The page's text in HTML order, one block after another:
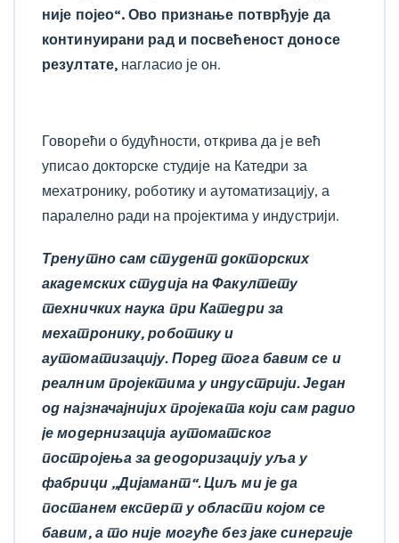
није појео“. Ово признање потврђује да
континуирани рад и посвећеност доносе
резултате, нагласио је он.
Говорећи о будућности, открива да је већ
уписао докторске студије на Катедри за
мехатронику, роботику и аутоматизацију, а
паралелно ради на пројектима у индустрији.
Тренутно сам студент докторских
академских студија на Факултету
техничких наука при Катедри за
мехатронику, роботику и
аутоматизацију. Поред тога бавим се и
реалним пројектима у индустрији. Један
од најзначајнијих пројеката који сам радио
је модернизација аутоматског
постројења за деодоризацију уља у
фабрици „Дијамант“. Циљ ми је да
постанем експерт у области којом се
бавим, а то није могуће без јаке синергије